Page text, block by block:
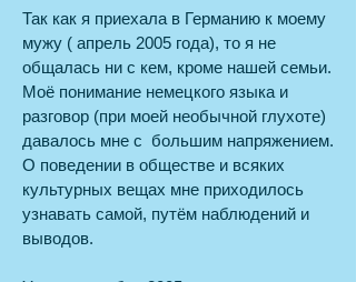
Так как я приехала в Германию к моему
мужу ( апрель 2005 года), то я не
общалась ни с кем, кроме нашей семьи.
Моё понимание немецкого языка и
разговор (при моей необычной глухоте)
давалось мне с большим напряжением.
О поведении в обществе и всяких
культурных вещах мне приходилось
узнавать самой, путём наблюдений и
выводов.